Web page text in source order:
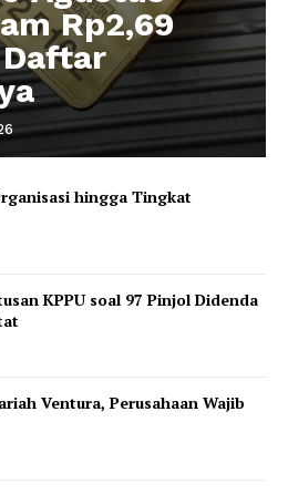
Rp2,69
hingga Tingkat
KPPU soal 97 Pinjol Didenda
Ventura, Perusahaan Wajib